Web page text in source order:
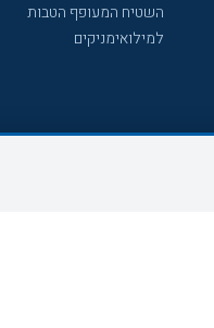
השטיח המעופף הטבות
למילואימניקים